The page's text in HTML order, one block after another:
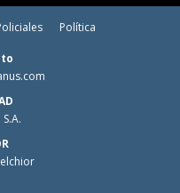
Política